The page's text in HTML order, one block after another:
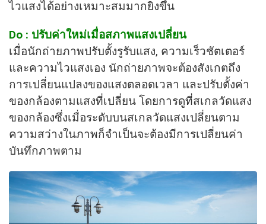
ไวแสงได้อย่างเหมาะสมมากยิ่งขึ้น
Do : ปรับค่าใหม่เมื่อสภาพแสงเปลี่ยน
เมื่อนักถ่ายภาพปรับตั้งรูรับแสง, ความเร็วชัตเตอร์
และความไวแสงเอง นักถ่ายภาพจะต้องสังเกตถึง
การเปลี่ยนแปลงของแสงตลอดเวลา และปรับตั้งค่า
ของกล้องตามแสงที่เปลี่ยน โดยการดูที่สเกลวัดแสง
ของกล้องซึ่งเมื่อระดับบนสเกลวัดแสงเปลี่ยนตาม
ความสว่างในภาพก็จำเป็นจะต้องมีการเปลี่ยนค่า
บันทึกภาพตาม